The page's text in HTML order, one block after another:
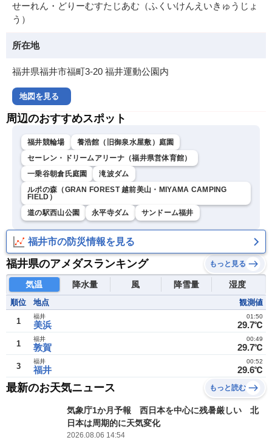
せーれん・どりーむすたじあむ（ふくいけんえいきゅうじょ
う）
所在地
福井県福井市福町3-20 福井運動公園内
地図を見る
周辺のおすすめスポット
福井競輪場
養浩館（旧御泉水屋敷）庭園
セーレン・ドリームアリーナ（福井県営体育館）
一乗谷朝倉氏庭園
滝波ダム
ルポの森（GRAN FOREST 越前美山・MIYAMA CAMPING
FIELD）
道の駅西山公園
永平寺ダム サンドーム福井
福井市の防災情報を見る
福井県のアメダスランキング もっと見る
気温 降水量 風 降雪量 湿度
順位 地点 観測値
1 美浜
福井
29.7℃
01:50
1 敦賀
福井
29.7℃
00:49
3 福井
福井
29.6℃
00:52
最新のお天気ニュース もっと読む
気象庁1か月予報 西日本を中心に残暑厳しい 北
日本は周期的に天気変化
2026.08.06 14:54